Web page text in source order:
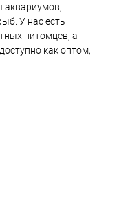
аквариумов,
У нас есть
питомцев, а
как оптом,